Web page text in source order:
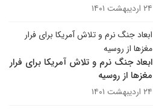
۲۴ اردیبهشت ۱۴۰۱
ابعاد جنگ نرم و تلاش آمریکا برای فرار
مغزها از روسیه
ابعاد جنگ نرم و تلاش آمریکا برای فرار
مغزها از روسیه
۲۴ اردیبهشت ۱۴۰۱